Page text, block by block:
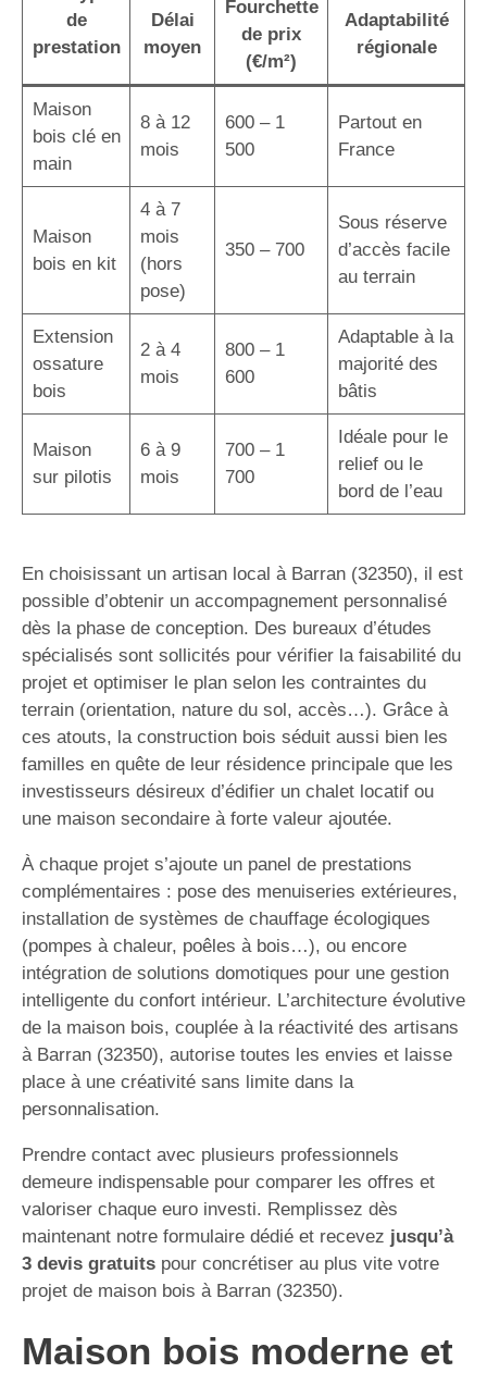
de
prestation
Délai
moyen
Fourchette
de prix
(€/m²)
Adaptabilité
régionale
Maison
bois clé en
main
8 à 12
mois
600 – 1
500
Partout en
France
Maison
bois en kit
4 à 7
mois
(hors
pose)
350 – 700
Sous réserve
d’accès facile
au terrain
Extension
ossature
bois
2 à 4
mois
800 – 1
600
Adaptable à la
majorité des
bâtis
Maison
sur pilotis
6 à 9
mois
700 – 1
700
Idéale pour le
relief ou le
bord de l’eau
En choisissant un artisan local à Barran (32350), il est
possible d’obtenir un accompagnement personnalisé
dès la phase de conception. Des bureaux d’études
spécialisés sont sollicités pour vérifier la faisabilité du
projet et optimiser le plan selon les contraintes du
terrain (orientation, nature du sol, accès…). Grâce à
ces atouts, la construction bois séduit aussi bien les
familles en quête de leur résidence principale que les
investisseurs désireux d’édifier un chalet locatif ou
une maison secondaire à forte valeur ajoutée.
À chaque projet s’ajoute un panel de prestations
complémentaires : pose des menuiseries extérieures,
installation de systèmes de chauffage écologiques
(pompes à chaleur, poêles à bois…), ou encore
intégration de solutions domotiques pour une gestion
intelligente du confort intérieur. L’architecture évolutive
de la maison bois, couplée à la réactivité des artisans
à Barran (32350), autorise toutes les envies et laisse
place à une créativité sans limite dans la
personnalisation.
Prendre contact avec plusieurs professionnels
demeure indispensable pour comparer les offres et
valoriser chaque euro investi. Remplissez dès
maintenant notre formulaire dédié et recevez jusqu’à
3 devis gratuits pour concrétiser au plus vite votre
projet de maison bois à Barran (32350).
Maison bois moderne et